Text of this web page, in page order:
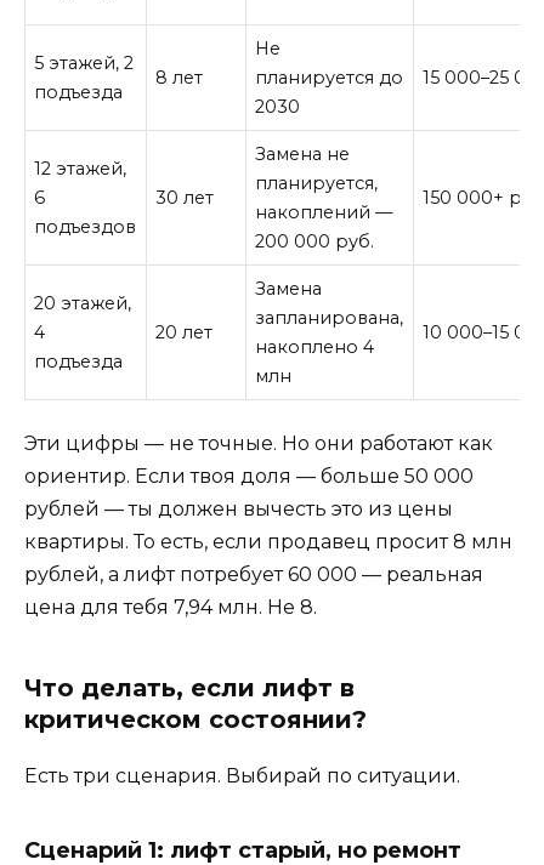
5 этажей, 2
подъезда
8 лет
Не
планируется до
2030
15 000–25
12 этажей,
6
подъездов
30 лет
Замена не
планируется,
накоплений —
200 000 руб.
150 000+
20 этажей,
4
подъезда
20 лет
Замена
запланирована,
накоплено 4
млн
10 000–15
Эти цифры — не точные. Но они работают как
ориентир. Если твоя доля — больше 50 000
рублей — ты должен вычесть это из цены
квартиры. То есть, если продавец просит 8 млн
рублей, а лифт потребует 60 000 — реальная
цена для тебя 7,94 млн. Не 8.
Что делать, если лифт в
критическом состоянии?
Есть три сценария. Выбирай по ситуации.
Сценарий 1: лифт старый, но ремонт